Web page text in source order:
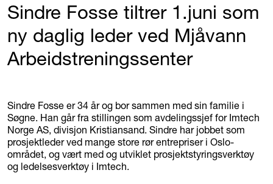
Sindre Fosse tiltrer 1.juni som
ny daglig leder ved Mjåvann
Arbeidstreningssenter
Sindre Fosse er 34 år og bor sammen med sin familie i
Søgne. Han går fra stillingen som avdelingssjef for Imtech
Norge AS, divisjon Kristiansand. Sindre har jobbet som
prosjektleder ved mange store rør entrepriser i Oslo-
området, og vært med og utviklet prosjektstyringsverktøy
og ledelsesverktøy i Imtech.